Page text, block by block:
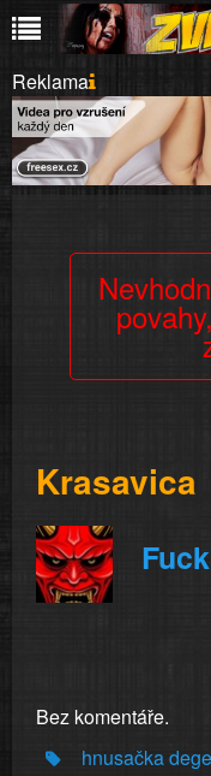
Reklama
Krasavica
Bez komentáře.
hnusačka